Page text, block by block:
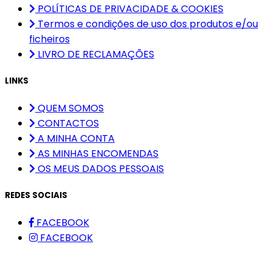
POLÍTICAS DE PRIVACIDADE & COOKIES
Termos e condições de uso dos produtos e/ou
ficheiros
LIVRO DE RECLAMAÇÕES
LINKS
QUEM SOMOS
CONTACTOS
A MINHA CONTA
AS MINHAS ENCOMENDAS
OS MEUS DADOS PESSOAIS
REDES SOCIAIS
FACEBOOK
FACEBOOK